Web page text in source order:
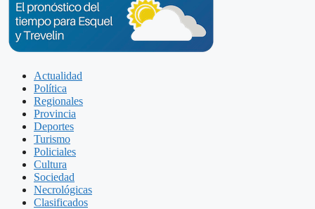
Actualidad
Política
Regionales
Provincia
Deportes
Turismo
Policiales
Cultura
Sociedad
Necrológicas
Clasificados